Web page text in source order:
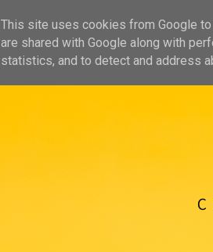
This site uses cookies from Google
are shared with Google along with
statistics, and to detect and address